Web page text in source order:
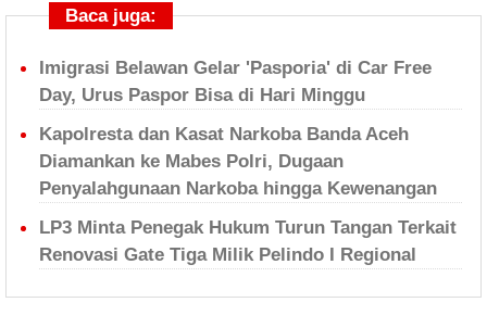
Baca juga:
Imigrasi Belawan Gelar 'Pasporia' di Car Free
Day, Urus Paspor Bisa di Hari Minggu
Kapolresta dan Kasat Narkoba Banda Aceh
Diamankan ke Mabes Polri, Dugaan
Penyalahgunaan Narkoba hingga Kewenangan
LP3 Minta Penegak Hukum Turun Tangan Terkait
Renovasi Gate Tiga Milik Pelindo I Regional